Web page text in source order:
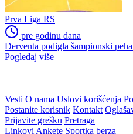
Prva Liga RS
pre godinu dana
Derventa podigla šampionski
Pogledaj više
Vesti O nama Uslovi korišćenja
Postanite korisnik Kontakt
Prijavite grešku Pretraga
Linkovi Ankete Sportka berza